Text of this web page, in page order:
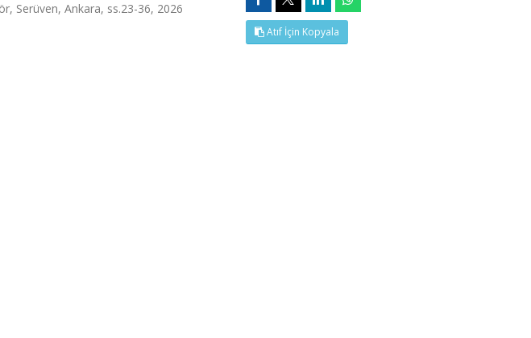
Serüven, Ankara, ss.23-36, 2026
Atıf İçin Kopyala